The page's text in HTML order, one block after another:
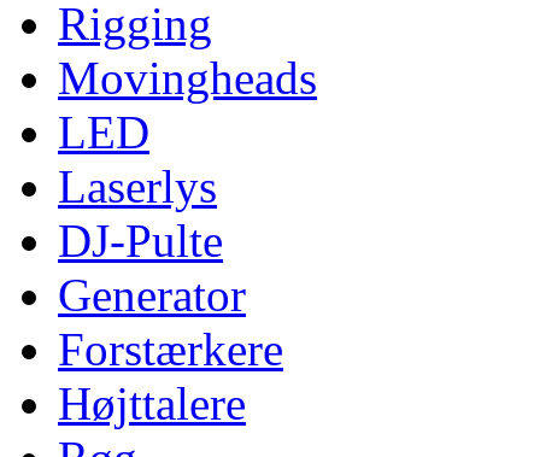
Rigging
Movingheads
LED
Laserlys
DJ-Pulte
Generator
Forstærkere
Højttalere